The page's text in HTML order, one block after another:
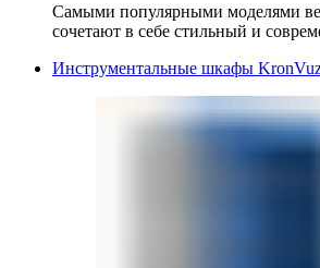
Самыми популярными моделями
сочетают в себе стильный и
Инструментальные шкафы